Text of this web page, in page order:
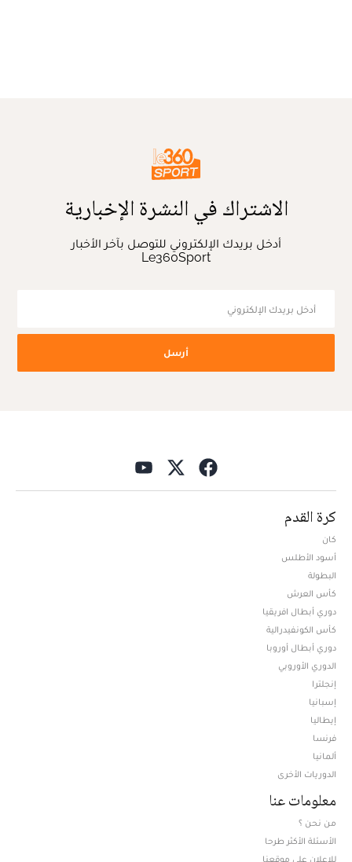
الاشتراك في النشرة الإخبارية
أدخل بريدك الإلكتروني للتوصل بآخر الأخبار
Le360Sport
أرسل
كرة القدم
كان
أسود الأطلس
البطولة
كأس العرش
دوري أبطال افريقيا
كأس الكونفيدرالية
دوري أبطال أوروبا
الدوري الأوروبي
إنجلترا
إسبانيا
إيطاليا
فرنسا
ألمانيا
الدوريات الأخرى
معلومات عنا
من نحن ؟
الأسئلة الأكثر طرحا
للإعلان على موقعنا